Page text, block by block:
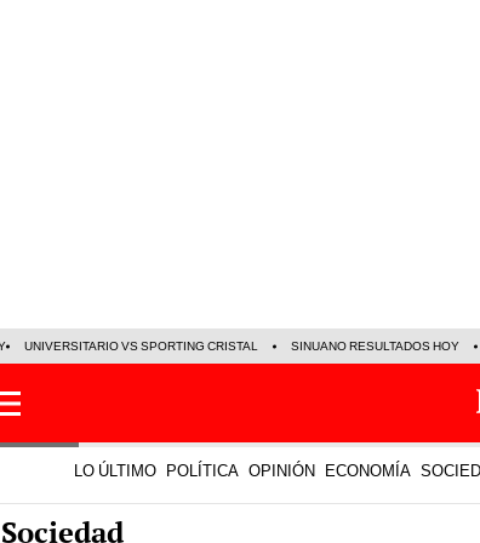
LO ÚLTIMO POLÍTICA OPINIÓN ECONOMÍA
Sociedad